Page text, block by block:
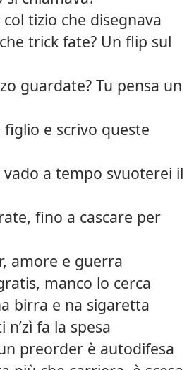
tizio che disegnava
trick fate? Un flip sul
guardate? Tu pensa un
e scrivo queste
a tempo svuoterei il
fino a cascare per
amore e guerra
manco lo cerca
birra e na sigaretta
n’zì fa la spesa
preorder è autodifesa